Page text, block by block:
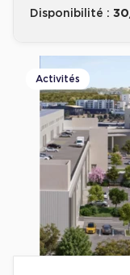
Disponibilité :
Activités